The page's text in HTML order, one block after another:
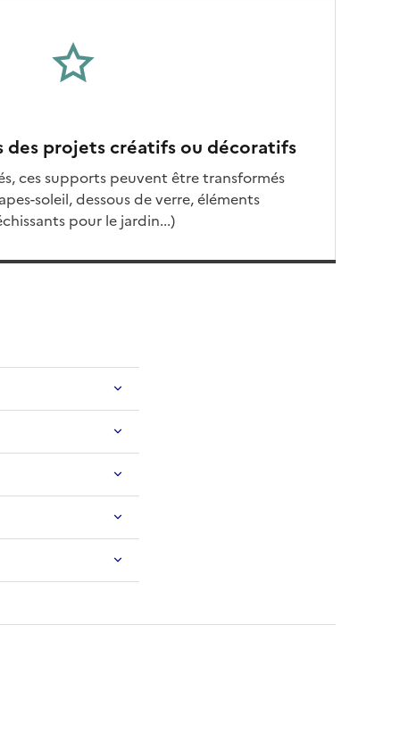
des projets créatifs ou décoratifs
ces supports peuvent être transformés
soleil, dessous de verre, éléments
pour le jardin...)